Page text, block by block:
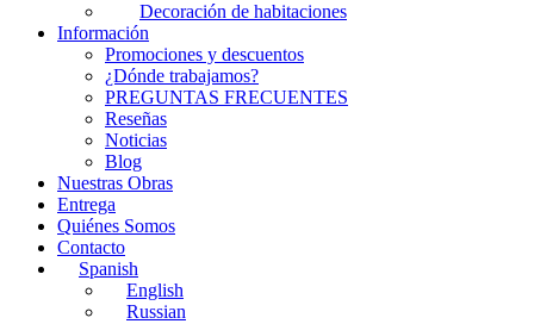
Decoración de habitaciones
Información
Promociones y descuentos
¿Dónde trabajamos?
PREGUNTAS FRECUENTES
Reseñas
Noticias
Blog
Nuestras Obras
Entrega
Quiénes Somos
Contacto
Spanish
English
Russian